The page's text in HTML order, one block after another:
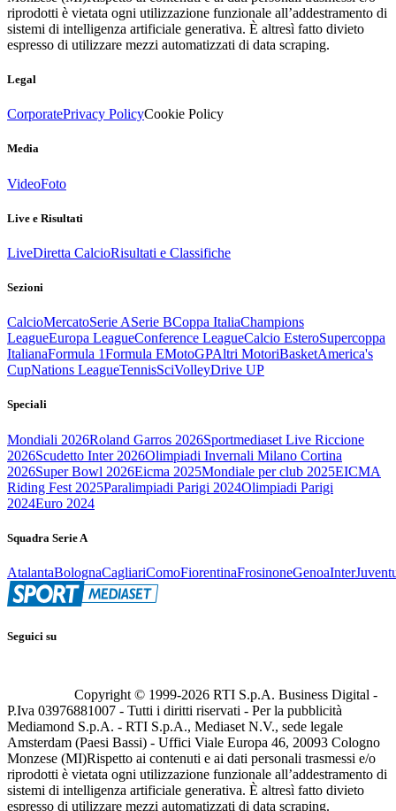
riprodotti è vietata ogni utilizzazione funzionale all’addestramento di
sistemi di intelligenza artificiale generativa. È altresì fatto divieto
espresso di utilizzare mezzi automatizzati di data scraping.
Legal
CorporatePrivacy PolicyCookie Policy
Media
VideoFoto
Live e Risultati
LiveDiretta CalcioRisultati e Classifiche
Sezioni
CalcioMercatoSerie ASerie BCoppa ItaliaChampions
LeagueEuropa LeagueConference LeagueCalcio EsteroSupercoppa
ItalianaFormula 1Formula EMotoGPAltri MotoriBasketAmerica's
CupNations LeagueTennisSciVolleyDrive UP
Speciali
Mondiali 2026Roland Garros 2026Sportmediaset Live Riccione
2026Scudetto Inter 2026Olimpiadi Invernali Milano Cortina
2026Super Bowl 2026Eicma 2025Mondiale per club 2025EICMA
Riding Fest 2025Paralimpiadi Parigi 2024Olimpiadi Parigi
2024Euro 2024
Squadra Serie A
AtalantaBolognaCagliariComoFiorentinaFrosinoneGenoaInter
Seguici su
Copyright © 1999-2026 RTI S.p.A. Business Digital -
P.Iva 03976881007 - Tutti i diritti riservati - Per la pubblicità
Mediamond S.p.A. - RTI S.p.A., Mediaset N.V., sede legale
Amsterdam (Paesi Bassi) - Uffici Viale Europa 46, 20093 Cologno
Monzese (MI)Rispetto ai contenuti e ai dati personali trasmessi e/o
riprodotti è vietata ogni utilizzazione funzionale all’addestramento di
sistemi di intelligenza artificiale generativa. È altresì fatto divieto
espresso di utilizzare mezzi automatizzati di data scraping.